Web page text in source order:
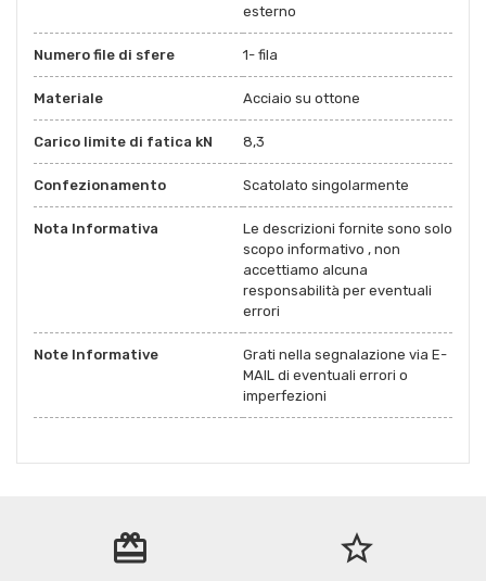
esterno
Numero file di sfere 1- fila
Materiale Acciaio su ottone
Carico limite di fatica kN 8,3
Confezionamento Scatolato singolarmente
Nota Informativa
Le descrizioni fornite sono solo
scopo informativo , non
accettiamo alcuna
responsabilità per eventuali
errori
Note Informative
Grati nella segnalazione via E-
MAIL di eventuali errori o
imperfezioni
redeem star_border